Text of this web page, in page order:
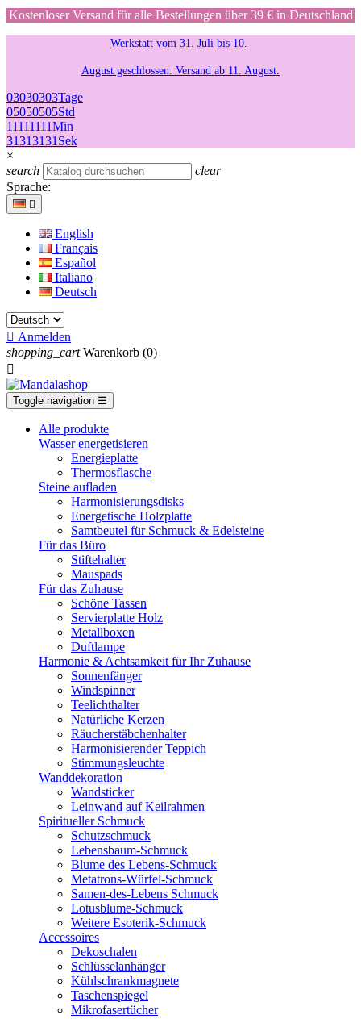
Kostenloser Versand für alle Bestellungen über 39 € in Deutschland
Werkstatt vom 31. Juli bis 10.
August geschlossen. Versand ab 11. August.
03030303Tage
05050505Std
11111111Min
31313131 Sek
×
search
clear
Sprache:

English
Français
Español
Italiano
Deutsch
 Anmelden
shopping_cart Warenkorb (0)

Toggle navigation ☰
Alle produkte
Wasser energetisieren
Energieplatte​
Thermosflasche
Steine aufladen
Harmonisierungsdisks
Energetische Holzplatte
Samtbeutel für Schmuck & Edelsteine
Für das Büro
Stiftehalter
Mauspads
Für das Zuhause
Schöne Tassen
Servierplatte Holz
Metallboxen
Duftlampe
Harmonie & Achtsamkeit für Ihr Zuhause
Sonnenfänger
Windspinner
Teelichthalter
Natürliche Kerzen
Räucherstäbchenhalter
Harmonisierender Teppich
Stimmungsleuchte
Wanddekoration
Wandsticker
Leinwand auf Keilrahmen
Spiritueller Schmuck
Schutzschmuck
Lebensbaum-Schmuck
Blume des Lebens-Schmuck
Metatrons-Würfel-Schmuck
Samen-des-Lebens Schmuck
Lotusblume-Schmuck
Weitere Esoterik-Schmuck
Accessoires
Dekoschalen
Schlüsselanhänger
Kühlschrankmagnete
Taschenspiegel
Mikrofasertücher